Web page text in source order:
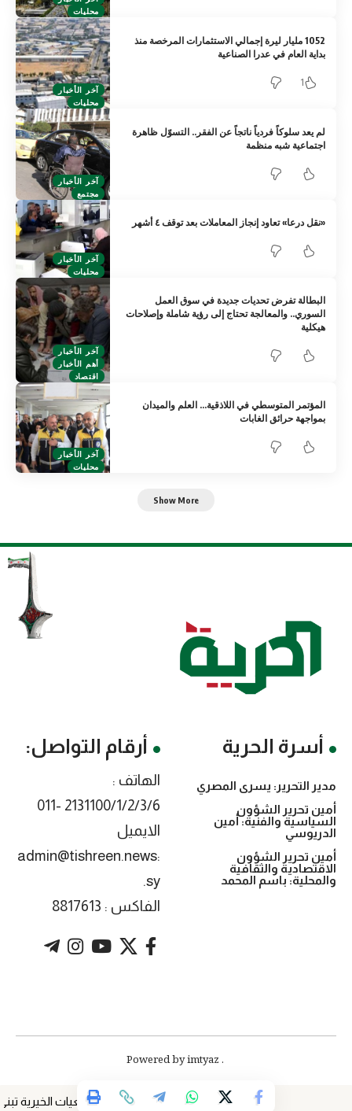
محليات
آخر الأخبار
محليات
1052 مليار ليرة إجمالي الاستثمارات المرخصة منذ
بداية العام في عدرا الصناعية
1
آخر الأخبار
مجتمع
لم يعد سلوكاً فردياً ناتجاً عن الفقر.. التسوّل ظاهرة
اجتماعية شبه منظمة
آخر الأخبار
محليات
«نقل درعا» تعاود إنجاز المعاملات بعد توقف ٤ أشهر
آخر الأخبار
أهم الأخبار
اقتصاد
البطالة تفرض تحديات جديدة في سوق العمل
السوري.. والمعالجة تحتاج إلى رؤية شاملة وإصلاحات
هيكلية
آخر الأخبار
محليات
المؤتمر المتوسطي في اللاذقية… العلم والميدان
بمواجهة حرائق الغابات
Show More
أسرة الحرية
مدير التحرير: يسرى المصري
أمين تحرير الشؤون
السياسية والفنية: أمين
الدريوسي
أمين تحرير الشؤون
الاقتصادية والثقافية
والمحلية: باسم المحمد
أرقام التواصل:
الهاتف :
2131100/1/2/3/6 -011
الايميل
:admin@tishreen.news
.sy
الفاكس : 8817613
. Powered by imtyaz
الجمعيات الخيرية تبني